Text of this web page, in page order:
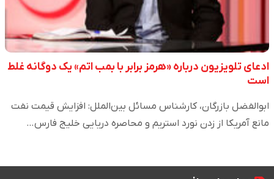
ادعای تلویزیون درباره «هرمز برابر با بمب اتم» یک دوگانه غلط
است
ابوالفضل بازرگان، کارشناس مسائل بین‌الملل: افزایش قیمت نفت
مانع آمریکا از زدن نورد استریم و محاصره دریایی خلیج فارس…